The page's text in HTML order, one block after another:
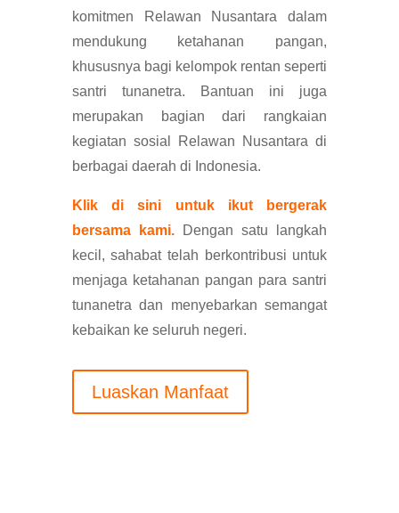
komitmen Relawan Nusantara dalam
mendukung ketahanan pangan,
khususnya bagi kelompok rentan seperti
santri tunanetra. Bantuan ini juga
merupakan bagian dari rangkaian
kegiatan sosial Relawan Nusantara di
berbagai daerah di Indonesia.
Klik di sini untuk ikut bergerak
bersama kami.
Dengan satu langkah
kecil, sahabat telah berkontribusi untuk
menjaga ketahanan pangan para santri
tunanetra dan menyebarkan semangat
kebaikan ke seluruh negeri.
Luaskan Manfaat